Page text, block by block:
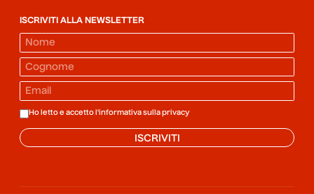
ISCRIVITI ALLA NEWSLETTER
Ho letto e accetto l'informativa sulla privacy
ISCRIVITI